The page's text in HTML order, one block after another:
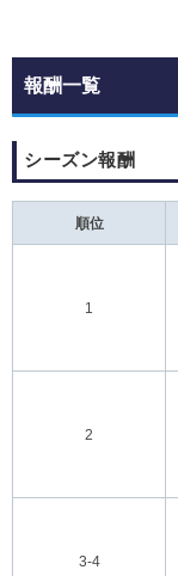
報酬一覧
シーズン報酬
順位
1
2
3-4